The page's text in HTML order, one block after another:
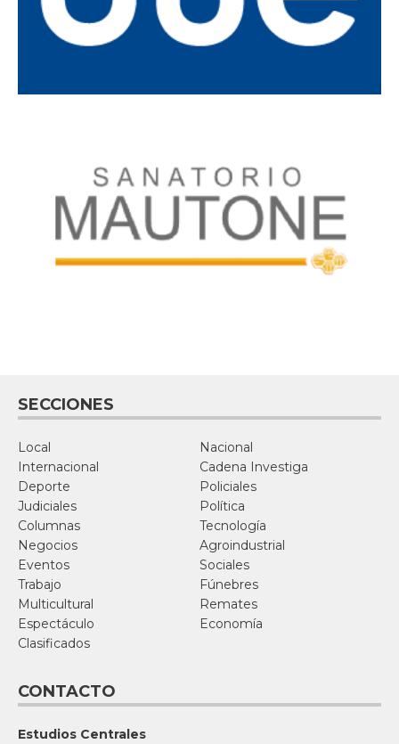
SECCIONES
Local
Nacional
Internacional
Cadena Investiga
Deporte
Policiales
Judiciales
Política
Columnas
Tecnología
Negocios
Agroindustrial
Eventos
Sociales
Trabajo
Fúnebres
Multicultural
Remates
Espectáculo
Economía
Clasificados
CONTACTO
Estudios Centrales